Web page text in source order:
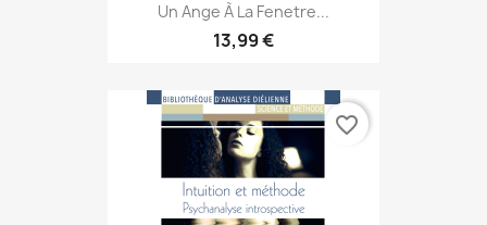
Un Ange À La Fenetre...
13,99 €
favorite_border